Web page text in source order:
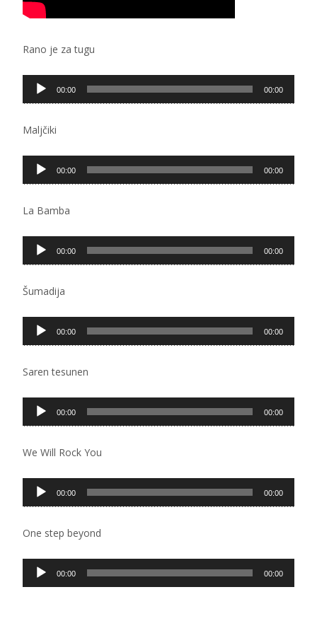
Rano je za tugu
Pregledač
zvučnih
00:00 00:00
Maljčiki
Pregledač
zvučnih
00:00 00:00
La Bamba
Pregledač
zvučnih
00:00 00:00
Šumadija
Pregledač
zvučnih
00:00 00:00
Saren tesunen
Pregledač
zvučnih
00:00 00:00
We Will Rock You
Pregledač
zvučnih
00:00 00:00
One step beyond
Pregledač
zvučnih
00:00 00:00